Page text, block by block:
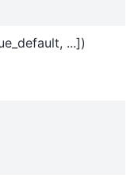
...])